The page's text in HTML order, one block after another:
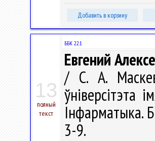
Добавить в корзину
13
полный
текст
ББК 22.1
Евгений
/ С. А.
ўніверсітэта
Інфарматыка.
3-9.